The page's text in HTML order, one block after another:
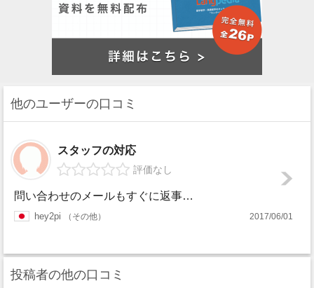
他のユーザーの口コミ
スタッフの対応
評価なし
問い合わせのメールもすぐに返事をいただけました。ただ残念なことに子供が未成年だった為に利用させていただくことはできなかったのですが、他のエージェントさんの...
hey2pi その他 2017/06/01
投稿者の他の口コミ